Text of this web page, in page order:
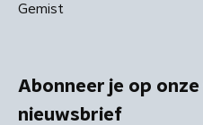
Gemist
Abonneer je op
nieuwsbrief